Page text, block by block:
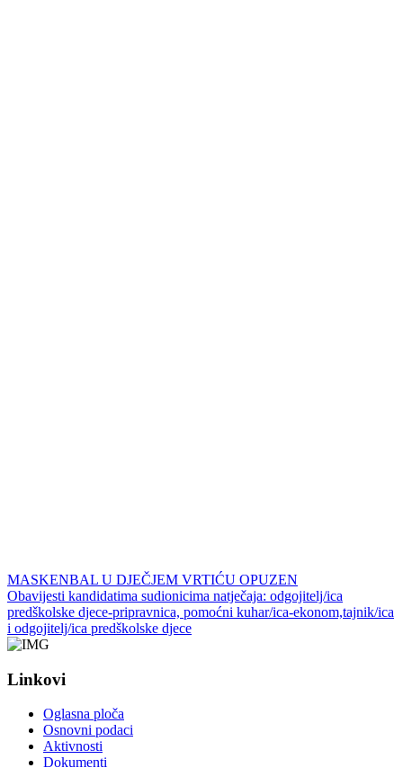
MASKENBAL U DJEČJEM VRTIĆU OPUZEN
Obavijesti kandidatima sudionicima natječaja: odgojitelj/ica
predškolske djece-pripravnica, pomoćni kuhar/ica-ekonom,tajnik/ica
i odgojitelj/ica predškolske djece
Linkovi
Oglasna ploča
Osnovni podaci
Aktivnosti
Dokumenti